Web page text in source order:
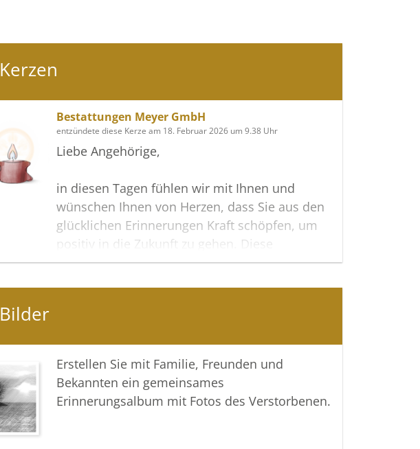
Kerzen
Bestattungen Meyer GmbH
entzündete diese Kerze am 18. Februar 2026 um 9.38 Uhr
Liebe Angehörige,
in diesen Tagen fühlen wir mit Ihnen und
wünschen Ihnen von Herzen, dass Sie aus den
glücklichen Erinnerungen Kraft schöpfen, um
positiv in die Zukunft zu gehen. Diese
Gedenkseite möge Ihnen dabei helfen, Ihre
Ihre Bestattungen Meyer GmbH
Bilder
Erstellen Sie mit Familie, Freunden und
Bekannten ein gemeinsames
Erinnerungsalbum mit Fotos des Verstorbenen.